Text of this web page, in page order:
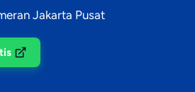
Jakarta Pusat